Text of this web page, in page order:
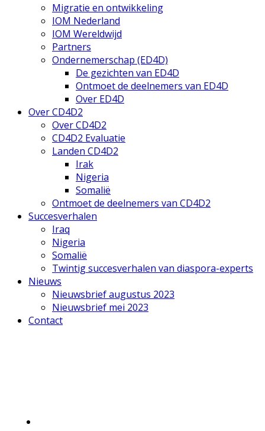
Migratie en ontwikkeling
IOM Nederland
IOM Wereldwijd
Partners
Ondernemerschap (ED4D)
De gezichten van ED4D
Ontmoet de deelnemers van ED4D
Over ED4D
Over CD4D2
Over CD4D2
CD4D2 Evaluatie
Landen CD4D2
Irak
Nigeria
Somalië
Ontmoet de deelnemers van CD4D2
Succesverhalen
Iraq
Nigeria
Somalië
Twintig succesverhalen van diaspora-experts
Nieuws
Nieuwsbrief augustus 2023
Nieuwsbrief mei 2023
Contact